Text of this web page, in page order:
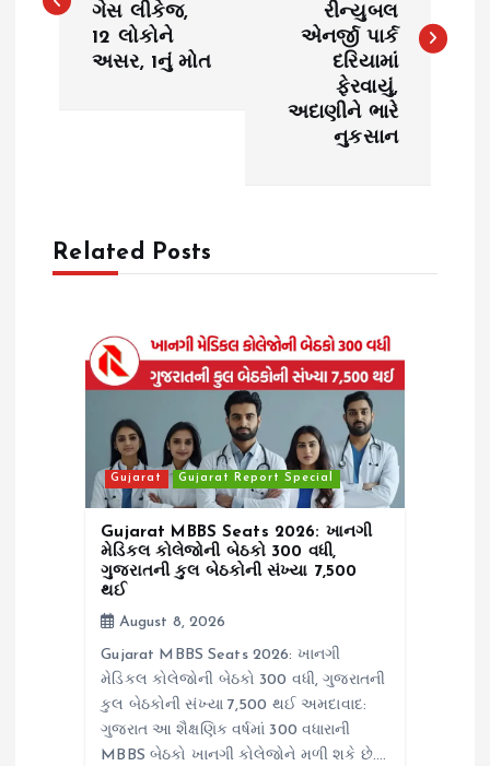
s
v
ગેસ લીકેજ,
12 લોકોને
અસર, 1નું મોત
રીન્યુબલ
એનર્જી પાર્ક
દરિયામાં
ફેરવાયું,
અદાણીને ભારે
નુકસાન
Related Posts
Gujarat Gujarat Report Special
Gujarat MBBS Seats 2026: ખાનગી
મેડિકલ કોલેજોની બેઠકો 300 વધી,
ગુજરાતની કુલ બેઠકોની સંખ્યા 7,500
થઈ
August 8, 2026
Gujarat MBBS Seats 2026: ખાનગી
મેડિકલ કોલેજોની બેઠકો 300 વધી, ગુજરાતની
કુલ બેઠકોની સંખ્યા 7,500 થઈ અમદાવાદ:
ગુજરાત આ શૈક્ષણિક વર્ષમાં 300 વધારાની
MBBS બેઠકો ખાનગી કોલેજોને મળી શકે છે.…